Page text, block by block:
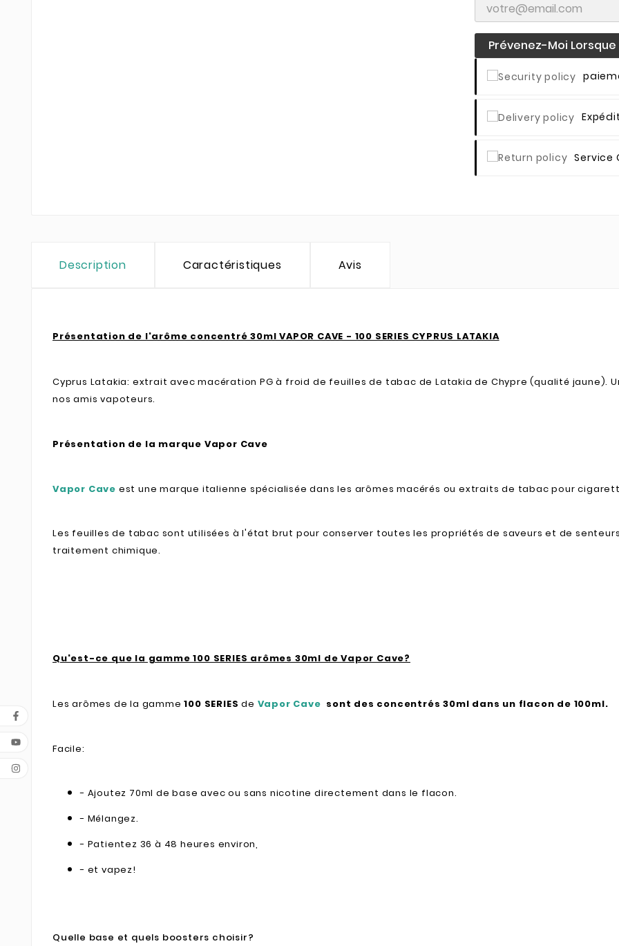
Prévenez-Moi
Service
Description Caractéristiques Avis
Présentation de l'arôme concentré 30ml VAPOR CAVE - 100 SERIES CYPRUS LATAKIA
Cyprus Latakia: extrait avec macération PG à froid de feuilles de tabac de Latakia de Chypre (qualité jaune).
nos amis vapoteurs.
Présentation de la marque Vapor Cave
Vapor Cave est une marque italienne spécialisée dans les arômes macérés ou extraits de tabac pour
Les feuilles de tabac sont utilisées à l'état brut pour conserver toutes les propriétés de saveurs et de
traitement chimique.
Qu'est-ce que la gamme 100 SERIES arômes 30ml de Vapor Cave?
Les arômes de la gamme100 SERIES de Vapor Cave sont des concentrés 30ml dans un flacon de 100ml.
Facile:
- Ajoutez 70ml de base avec ou sans nicotine directement dans le flacon.
- Mélangez.
- Patientez 36 à 48 heures environ,
- et vapez!
Quelle base et quels boosters choisir?